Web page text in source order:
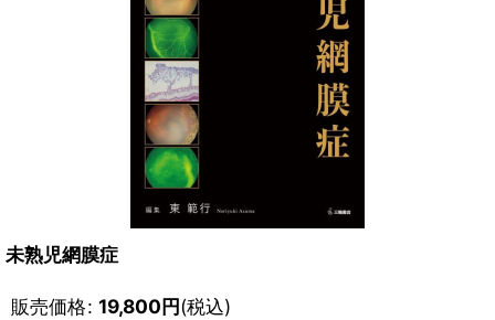
未熟児網膜症
販売価格: 19,800円(税込)